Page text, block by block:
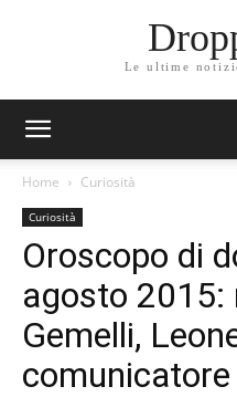
Le ultime
Home Curiosità
Curiosità
Oroscopo di
agosto 2015:
Gemelli,
comunicatore